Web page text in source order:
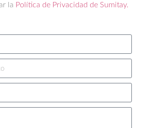
la Política de Privacidad de Sumitay.